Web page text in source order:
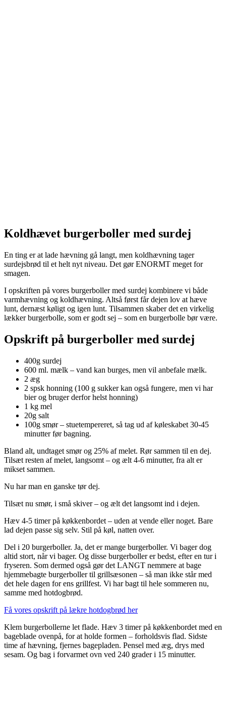
Koldhævet burgerboller med surdej
En ting er at lade hævning gå langt, men koldhævning tager
surdejsbrød til et helt nyt niveau. Det gør ENORMT meget for
smagen.
I opskriften på vores burgerboller med surdej kombinere vi både
varmhævning og koldhævning. Altså først får dejen lov at hæve
lunt, dernæst køligt og igen lunt. Tilsammen skaber det en virkelig
lækker burgerbolle, som er godt sej – som en burgerbolle bør være.
Opskrift på burgerboller med surdej
400g surdej
600 ml. mælk – vand kan burges, men vil anbefale mælk.
2 æg
2 spsk honning (100 g sukker kan også fungere, men vi har
bier og bruger derfor helst honning)
1 kg mel
20g salt
100g smør – stuetempereret, så tag ud af køleskabet 30-45
minutter før bagning.
Bland alt, undtaget smør og 25% af melet. Rør sammen til en dej.
Tilsæt resten af melet, langsomt – og ælt 4-6 minutter, fra alt er
mikset sammen.
Nu har man en ganske tør dej.
Tilsæt nu smør, i små skiver – og ælt det langsomt ind i dejen.
Hæv 4-5 timer på køkkenbordet – uden at vende eller noget. Bare
lad dejen passe sig selv. Stil på køl, natten over.
Del i 20 burgerboller. Ja, det er mange burgerboller. Vi bager dog
altid stort, når vi bager. Og disse burgerboller er bedst, efter en tur i
fryseren. Som dermed også gør det LANGT nemmere at bage
hjemmebagte burgerboller til grillsæsonen – så man ikke står med
det hele dagen for ens grillfest. Vi har bagt til hele sommeren nu,
samme med hotdogbrød.
Få vores opskrift på lækre hotdogbrød her
Klem burgerbollerne let flade. Hæv 3 timer på køkkenbordet med en
bageblade ovenpå, for at holde formen – forholdsvis flad. Sidste
time af hævning, fjernes bagepladen. Pensel med æg, drys med
sesam. Og bag i forvarmet ovn ved 240 grader i 15 minutter.